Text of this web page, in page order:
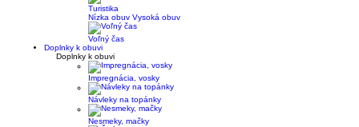
Turistika
Nízka obuv Vysoká obuv
Voľný čas
Doplnky k obuvi
Doplnky k obuvi
Impregnácia, vosky
Návleky na topánky
Nesmeky, mačky